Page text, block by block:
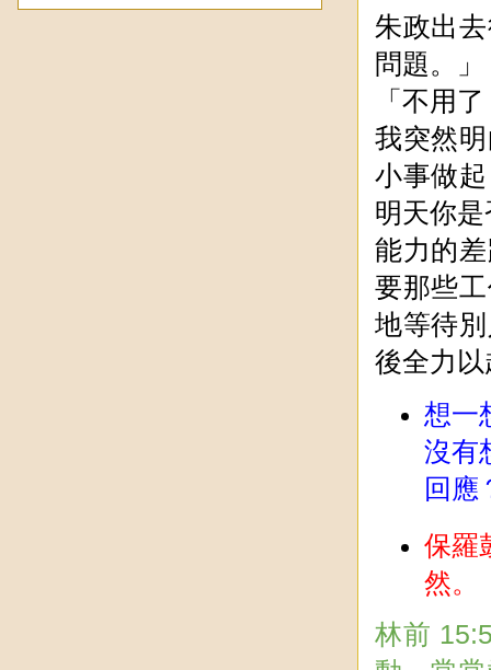
朱政出
問題。」
「不用
我突然
小事做
明天你
能力的
要那些
地等待
後全力
想一
沒有
回應
保羅
然。
林前